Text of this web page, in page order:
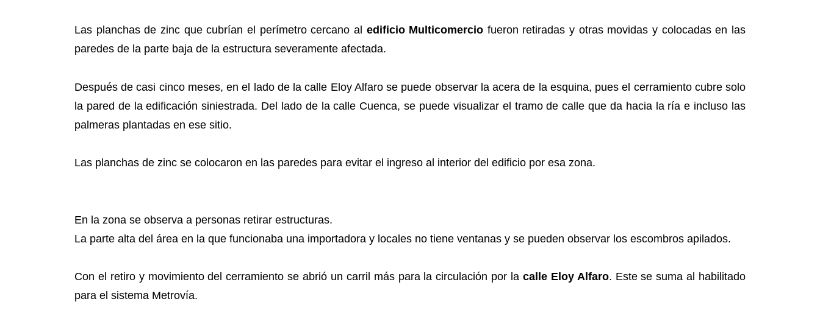
Las planchas de zinc que cubrían el perímetro cercano al edificio Multicomercio fueron retiradas y otras movidas y colocadas en las
paredes de la parte baja de la estructura severamente afectada.
Después de casi cinco meses, en el lado de la calle Eloy Alfaro se puede observar la acera de la esquina, pues el cerramiento cubre solo
la pared de la edificación siniestrada. Del lado de la calle Cuenca, se puede visualizar el tramo de calle que da hacia la ría e incluso las
palmeras plantadas en ese sitio.
Las planchas de zinc se colocaron en las paredes para evitar el ingreso al interior del edificio por esa zona.
En la zona se observa a personas retirar estructuras.
La parte alta del área en la que funcionaba una importadora y locales no tiene ventanas y se pueden observar los escombros apilados.
Con el retiro y movimiento del cerramiento se abrió un carril más para la circulación por la calle Eloy Alfaro. Este se suma al habilitado
para el sistema Metrovía.